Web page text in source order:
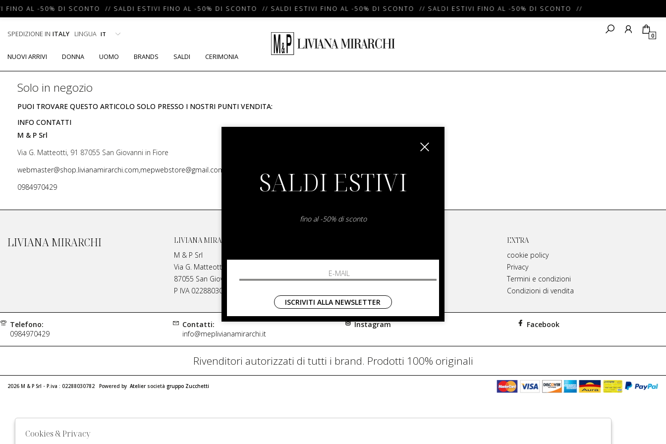
FINO AL -50% DI SCONTO // SALDI ESTIVI FINO AL -50% DI SCONTO // SALDI ESTIVI FINO AL -50% DI SCONTO // SALDI ESTIVI FINO AL -50% DI SCONTO //
SPEDIZIONE IN ITALY LINGUA 0
NUOVI ARRIVI DONNA UOMO BRANDS SALDI CERIMONIA
Solo in negozio
PUOI TROVARE QUESTO ARTICOLO SOLO PRESSO I NOSTRI PUNTI VENDITA:
INFO CONTATTI
M & P Srl
Via G. Matteotti, 91 87055 San Giovanni in Fiore
webmaster@shop.livianamirarchi.com,mepwebstore@gmail.com
0984970429
LIVIANA MIRARCHI
LIVIANA MIRARCHI
M & P Srl
Via G. Matteotti, 91
87055 San Giovanni in Fiore Italia
P IVA 02288030782
Contatti
Spedizione
EXTRA
cookie policy
Privacy
Termini e condizioni
Condizioni di vendita
Telefono:
0984970429
Contatti:
info@meplivianamirarchi.it
Instagram Facebook
Rivenditori autorizzati di tutti i brand. Prodotti 100% originali
2026 M & P Srl - P.iva : 02288030782 Powered by Atelier società gruppo Zucchetti
SALDI ESTIVI
fino al -50% di sconto
ISCRIVITI ALLA NEWSLETTER
Cookies & Privacy